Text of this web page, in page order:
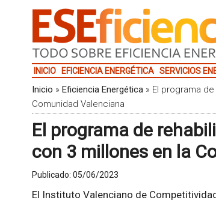
INICIO EFICIENCIA ENERGÉTICA SERVICIOS
Inicio » Eficiencia Energética» El programa
Comunidad Valenciana
El programa de
con 3 millones en la
Publicado: 05/06/2023
El Instituto Valenciano de